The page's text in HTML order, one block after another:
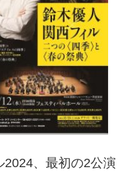
、最初の2公演